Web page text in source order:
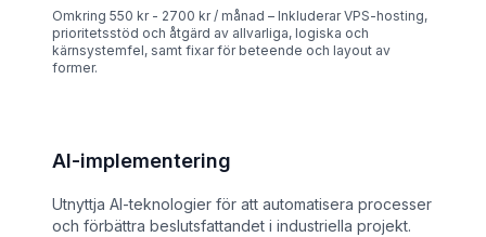
Omkring 550 kr - 2700 kr / månad – Inkluderar VPS-hosting,
prioritetsstöd och åtgärd av allvarliga, logiska och
kärnsystemfel, samt fixar för beteende och layout av
former.
AI-implementering
Utnyttja AI-teknologier för att automatisera processer
och förbättra beslutsfattandet i industriella projekt.